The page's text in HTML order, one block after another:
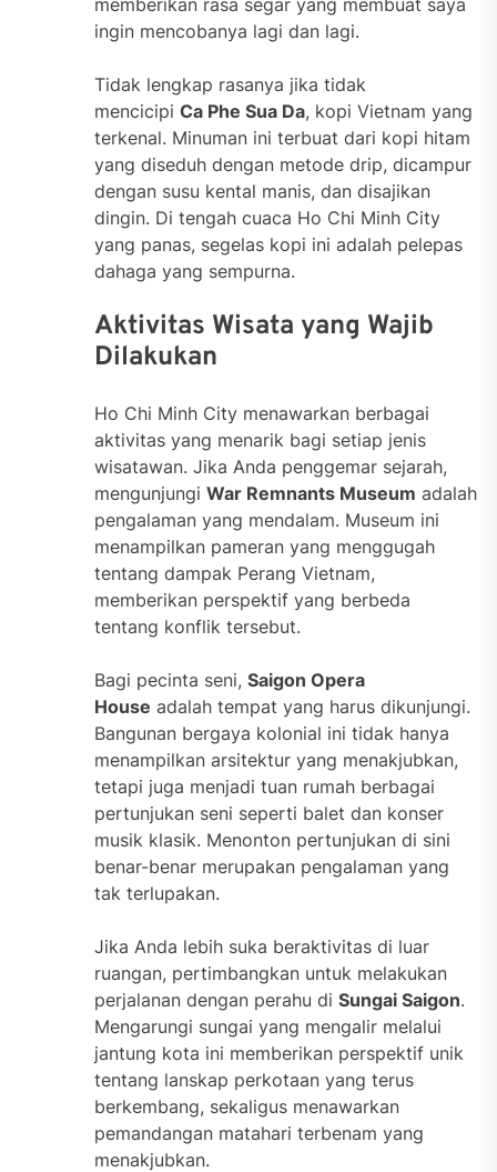
ingin mencobanya lagi dan lagi.
Tidak lengkap rasanya jika tidak
mencicipi Ca Phe Sua Da, kopi Vietnam yang
terkenal. Minuman ini terbuat dari kopi hitam
yang diseduh dengan metode drip, dicampur
dengan susu kental manis, dan disajikan
dingin. Di tengah cuaca Ho Chi Minh City
yang panas, segelas kopi ini adalah pelepas
dahaga yang sempurna.
Aktivitas Wisata yang Wajib
Dilakukan
Ho Chi Minh City menawarkan berbagai
aktivitas yang menarik bagi setiap jenis
wisatawan. Jika Anda penggemar sejarah,
mengunjungi War Remnants Museum adalah
pengalaman yang mendalam. Museum ini
menampilkan pameran yang menggugah
tentang dampak Perang Vietnam,
memberikan perspektif yang berbeda
tentang konflik tersebut.
Bagi pecinta seni, Saigon Opera
House adalah tempat yang harus dikunjungi.
Bangunan bergaya kolonial ini tidak hanya
menampilkan arsitektur yang menakjubkan,
tetapi juga menjadi tuan rumah berbagai
pertunjukan seni seperti balet dan konser
musik klasik. Menonton pertunjukan di sini
benar-benar merupakan pengalaman yang
tak terlupakan.
Jika Anda lebih suka beraktivitas di luar
ruangan, pertimbangkan untuk melakukan
perjalanan dengan perahu di Sungai Saigon.
Mengarungi sungai yang mengalir melalui
jantung kota ini memberikan perspektif unik
tentang lanskap perkotaan yang terus
berkembang, sekaligus menawarkan
pemandangan matahari terbenam yang
menakjubkan.